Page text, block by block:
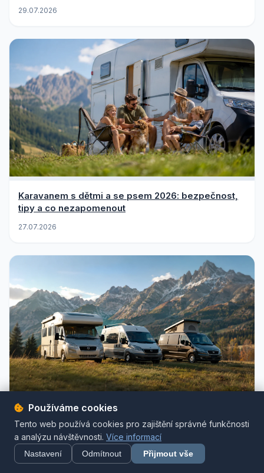
29.07.2026
Karavanem s dětmi a se psem 2026: bezpečnost,
tipy a co nezapomenout
27.07.2026
Karavan, obytný vůz, nebo dodávka? Jak vybrat
typ pro cestování 2026
27.07.2026
Používáme cookies
Tento web používá cookies pro zajištění správné funkčnosti
a analýzu návštěvnosti. Více informací
Nastavení Odmítnout Přijmout vše